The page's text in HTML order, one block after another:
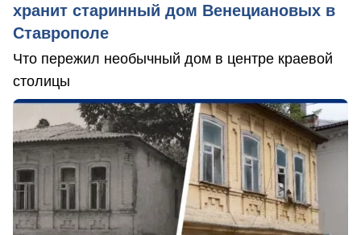
хранит старинный дом Венециановых в
Ставрополе
Что пережил необычный дом в центре краевой
столицы